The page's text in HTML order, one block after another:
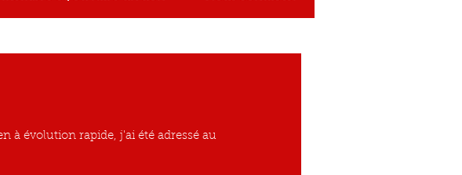
à évolution rapide, j'ai été adressé au